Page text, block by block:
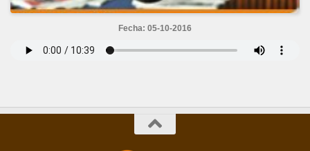
Fecha: 05-10-2016